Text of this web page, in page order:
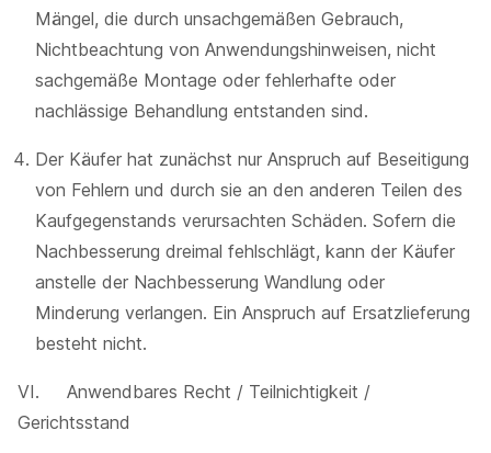
Mängel, die durch unsachgemäßen Gebrauch,
Nichtbeachtung von Anwendungshinweisen, nicht
sachgemäße Montage oder fehlerhafte oder
nachlässige Behandlung entstanden sind.
Der Käufer hat zunächst nur Anspruch auf Beseitigung
von Fehlern und durch sie an den anderen Teilen des
Kaufgegenstands verursachten Schäden. Sofern die
Nachbesserung dreimal fehlschlägt, kann der Käufer
anstelle der Nachbesserung Wandlung oder
Minderung verlangen. Ein Anspruch auf Ersatzlieferung
besteht nicht.
VI. Anwendbares Recht / Teilnichtigkeit /
Gerichtsstand